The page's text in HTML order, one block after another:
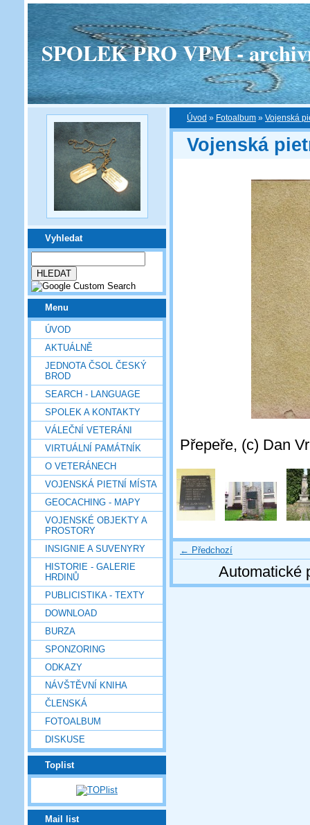
SPOLEK PRO VPM -
Vyhledat
Menu
ÚVOD
AKTUÁLNĚ
JEDNOTA ČSOL ČESKÝ
BROD
SEARCH - LANGUAGE
SPOLEK A KONTAKTY
VÁLEČNÍ VETERÁNI
VIRTUÁLNÍ PAMÁTNÍK
O VETERÁNECH
VOJENSKÁ PIETNÍ MÍSTA
GEOCACHING - MAPY
VOJENSKÉ OBJEKTY A
PROSTORY
INSIGNIE A SUVENYRY
HISTORIE - GALERIE
HRDINŮ
PUBLICISTIKA - TEXTY
DOWNLOAD
BURZA
SPONZORING
ODKAZY
NÁVŠTĚVNÍ KNIHA
ČLENSKÁ
FOTOALBUM
DISKUSE
Toplist
Mail list
Úvod » Fotoalbum » Vojenská
Vojenská
Přepeře, (c) Dan
← Předchozí
Automatické